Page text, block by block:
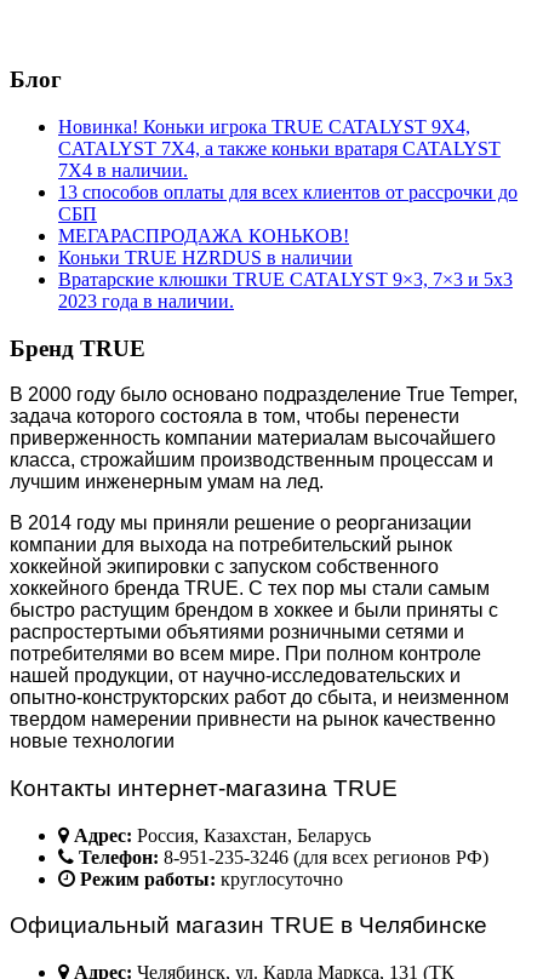
Блог
Новинка! Коньки игрока TRUE CATALYST 9X4,
CATALYST 7X4, а также коньки вратаря CATALYST
7X4 в наличии.
13 способов оплаты для всех клиентов от рассрочки до
СБП
МЕГАРАСПРОДАЖА КОНЬКОВ!
Коньки TRUE HZRDUS в наличии
Вратарские клюшки TRUE CATALYST 9×3, 7×3 и 5х3
2023 года в наличии.
Бренд TRUE
В 2000 году было основано подразделение True Temper,
задача которого состояла в том, чтобы перенести
приверженность компании материалам высочайшего
класса, строжайшим производственным процессам и
лучшим инженерным умам на лед.
В 2014 году мы приняли решение о реорганизации
компании для выхода на потребительский рынок
хоккейной экипировки с запуском собственного
хоккейного бренда TRUE. С тех пор мы стали самым
быстро растущим брендом в хоккее и были приняты с
распростертыми объятиями розничными сетями и
потребителями во всем мире. При полном контроле
нашей продукции, от научно-исследовательских и
опытно-конструкторских работ до сбыта, и неизменном
твердом намерении привнести на рынок качественно
новые технологии
Контакты интернет-магазина TRUE
Адрес: Россия, Казахстан, Беларусь
Телефон: 8-951-235-3246 (для всех регионов РФ)
Режим работы: круглосуточно
Официальный магазин TRUE в Челябинске
Адрес: Челябинск, ул. Карла Маркса, 131 (ТК